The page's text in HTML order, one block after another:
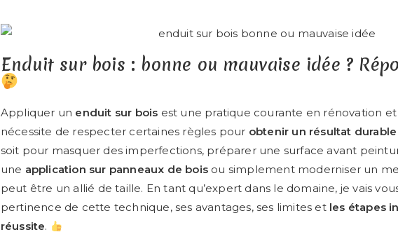
Enduit sur bois : bonne ou mauvaise idée ?
Appliquer un enduit sur bois est une pratique courante en rénovation
nécessite de respecter certaines règles pour obtenir un résultat durable
soit pour masquer des imperfections, préparer une surface avant
une application sur panneaux de bois ou simplement moderniser un
peut être un allié de taille. En tant qu’expert dans le domaine, je vais
pertinence de cette technique, ses avantages, ses limites et les étapes
réussite.